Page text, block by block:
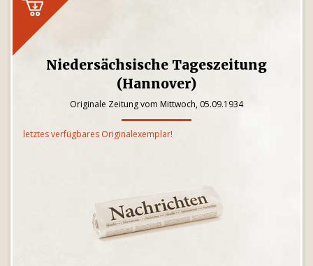
Niedersächsische Tageszeitung
(Hannover)
Originale Zeitung vom Mittwoch, 05.09.1934
letztes verfügbares Originalexemplar!